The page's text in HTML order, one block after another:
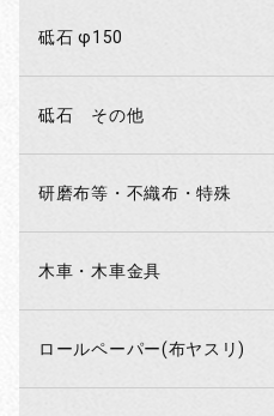
砥石 φ150
砥石 その他
研磨布等・不織布・特殊
木車・木車金具
ロールペーパー(布ヤスリ)